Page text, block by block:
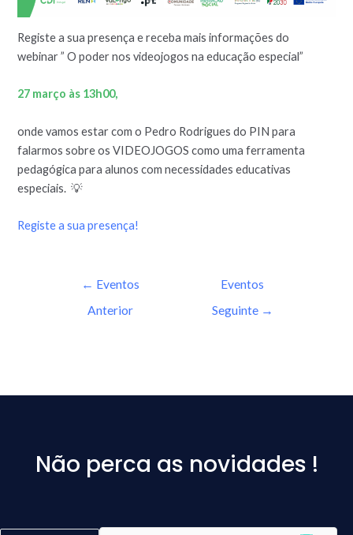
Registe a sua presença e receba mais informações do
webinar ” O poder nos videojogos na educação especial”
27 março às 13h00,
onde vamos estar com o Pedro Rodrigues do PIN para
falarmos sobre os VIDEOJOGOS como uma ferramenta
pedagógica para alunos com necessidades educativas
especiais. 💡
Registe a sua presença!
← Eventos
Anterior
Eventos
Seguinte →
Não perca as novidades !